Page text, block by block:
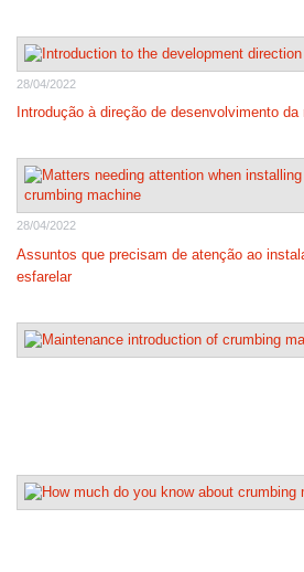
28/04/2022
Introdução à direção de desenvolvimento
28/04/2022
Assuntos que precisam de atenção ao
esfarelar